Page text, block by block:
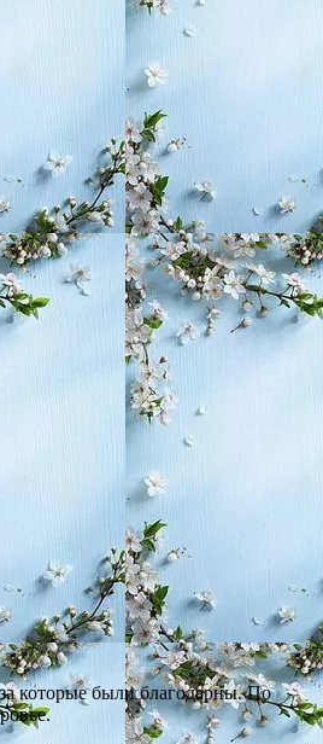
которые были благодарны. По